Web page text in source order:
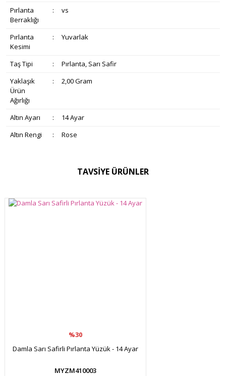
Pırlanta
Berraklığı
: vs
Pırlanta
Kesimi
: Yuvarlak
Taş Tipi :
Pırlanta, Sarı Safir
Yaklaşık
Ürün
Ağırlığı
: 2,00 Gram
Altın Ayarı :
14 Ayar
Altın Rengi
: Rose
Bu ürünün fiyat bilgisi, resim, ürün açıklamalarında ve diğer
Görüş ve önerileriniz için teşekkür ederiz.
Gönder
TAVSİYE ÜRÜNLER
%30
Damla Sarı Safirli Pırlanta Yüzük - 14 Ayar
MYZM410003